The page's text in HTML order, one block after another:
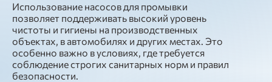
Использование насосов для промывки
позволяет поддерживать высокий уровень
чистоты и гигиены на производственных
объектах, в автомобилях и других местах. Это
особенно важно в условиях, где требуется
соблюдение строгих санитарных норм и правил
безопасности.